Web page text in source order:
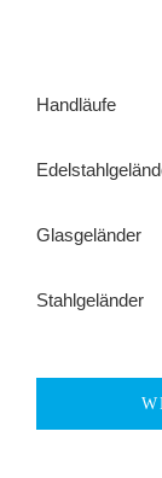
Handläufe
Glasgeländer
Stahlgeländer